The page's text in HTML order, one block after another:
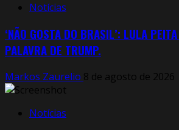
Notícias
‘NÃO GOSTA DO BRASIL’: LULA
PALAVRA DE TRUMP.
Markos Zaurelio 8 de agosto de 2026
Notícias